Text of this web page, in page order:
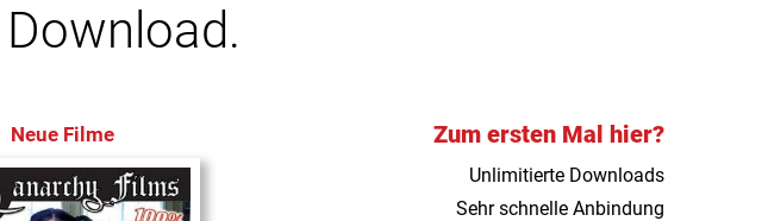
Neue Filme Zum ersten Mal hier?
Unlimitierte Downloads
Sehr schnelle Anbindung